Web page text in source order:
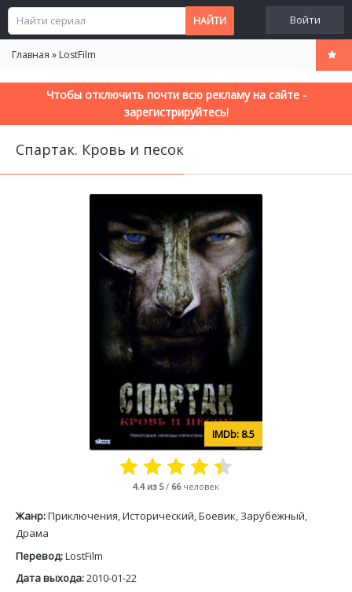
Войти
Главная » LostFilm
Чтобы отключить почти всю рекламу на сайте -
зарегистрируйтесь!
Спартак. Кровь и песок
8.5
4.4из 5/ 66 человек
Жанр:Приключения, Исторический, Боевик, Зарубежный,
Драма
Перевод:LostFilm
Дата выхода:2010-01-22